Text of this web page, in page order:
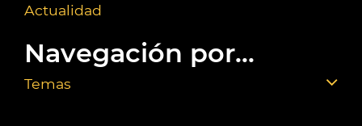
Actualidad
Navegación por...
Temas